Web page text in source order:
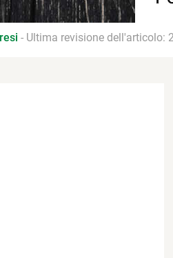
- Ultima revisione dell'articolo: